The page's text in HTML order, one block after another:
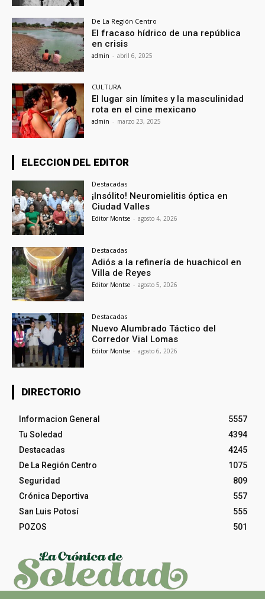
De La Región Centro
El fracaso hídrico de una república
en crisis
admin - abril 6, 2025
CULTURA
El lugar sin límites y la masculinidad
rota en el cine mexicano
admin - marzo 23, 2025
ELECCION DEL EDITOR
Destacadas
¡Insólito! Neuromielitis óptica en
Ciudad Valles
Editor Montse - agosto 4, 2026
Destacadas
Adiós a la refinería de huachicol en
Villa de Reyes
Editor Montse - agosto 5, 2026
Destacadas
Nuevo Alumbrado Táctico del
Corredor Vial Lomas
Editor Montse - agosto 6, 2026
DIRECTORIO
Informacion General
5557
Tu Soledad
4394
Destacadas
4245
De La Región Centro
1075
Seguridad
809
Crónica Deportiva
557
San Luis Potosí
555
POZOS
501